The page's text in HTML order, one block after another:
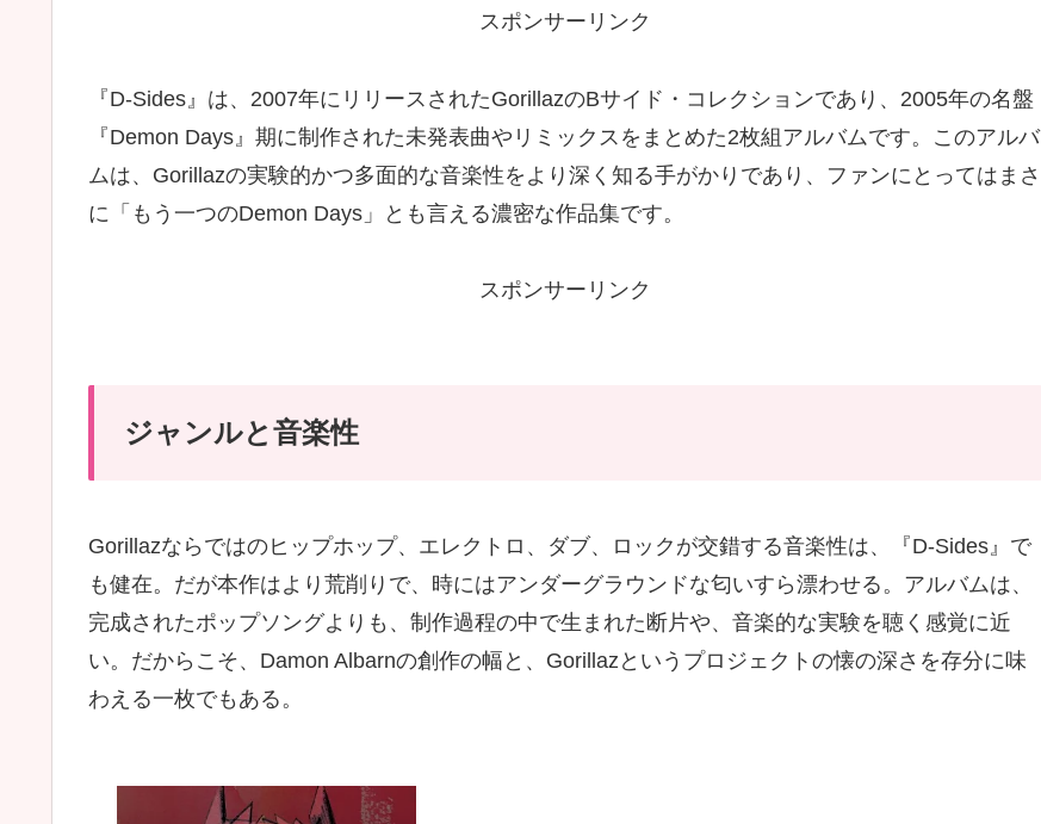
スポンサーリンク
『D-Sides』は、2007年にリリースされたGorillazのBサイド・コレクションであり、2005年の名盤
『Demon Days』期に制作された未発表曲やリミックスをまとめた2枚組アルバムです。このアルバ
ムは、Gorillazの実験的かつ多面的な音楽性をより深く知る手がかりであり、ファンにとってはまさ
に「もう一つのDemon Days」とも言える濃密な作品集です。
スポンサーリンク
ジャンルと音楽性
Gorillazならではのヒップホップ、エレクトロ、ダブ、ロックが交錯する音楽性は、『D-Sides』で
も健在。だが本作はより荒削りで、時にはアンダーグラウンドな匂いすら漂わせる。アルバムは、
完成されたポップソングよりも、制作過程の中で生まれた断片や、音楽的な実験を聴く感覚に近
い。だからこそ、Damon Albarnの創作の幅と、Gorillazというプロジェクトの懐の深さを存分に味
わえる一枚でもある。